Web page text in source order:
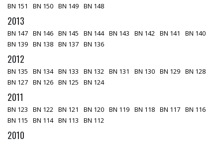
BN 151
BN 150 BN 149 BN 148
2013
BN 147 BN 146 BN 145 BN 144 BN 143 BN 142 BN 141
BN 140
BN 139 BN 138 BN 137 BN 136
2012
BN 135 BN 134 BN 133 BN 132 BN 131 BN 130 BN 129 BN 128
BN 127 BN 126 BN 125 BN 124
2011
BN 123 BN 122 BN 121 BN 120 BN 119 BN 118 BN 117 BN 116
BN 115
BN 114 BN 113 BN 112
2010